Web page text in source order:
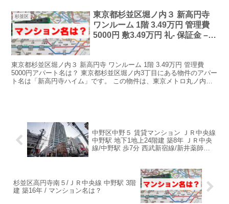
杉並区
東京都杉並区堀ノ内３ 新高円寺
ワンルーム 1階 3.49万円 管理費
5000円 敷3.49万円 礼- 保証金 –
東京都杉並区堀ノ内３ 新高円寺 ワンルーム 1階 3.49万円 管理費
5000円アパート名は？ 東京都杉並区堀ノ内3丁目にある物件のアパー
ト名は「新高円寺ハイム」です。 この物件は、東京メトロ丸ノ内線
中野区中野５ 賃貸マンション ＪＲ中央線
中野駅 地下1地上24階建 築8年 ＪＲ中央
線/中野駅 歩7分 西武新宿線/新井薬師前
杉並区高円寺南５/ＪＲ中央線 中野駅 3階
建 築16年 / マンション名は？